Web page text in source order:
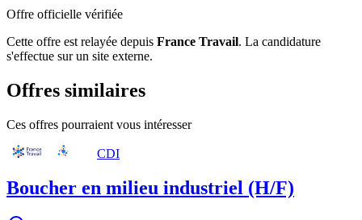
Offre officielle vérifiée
Cette offre est relayée depuis France Travail. La candidature
s'effectue sur un site externe.
Offres similaires
Ces offres pourraient vous intéresser
CDI
Boucher en milieu industriel (H/F)